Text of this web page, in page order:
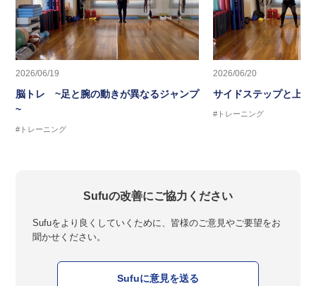
2026/06/19
脳トレ ~足と腕の動きが異なるジャンプ
~
#トレーニング
2026/06/20
サイドステップと上半
#トレーニング
Sufuの改善にご協力ください
Sufuをより良くしていくために、皆様のご意見やご要望をお
聞かせください。
Sufuに意見を送る